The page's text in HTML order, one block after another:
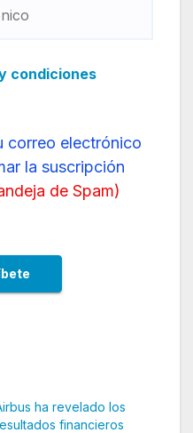
condiciones
correo electrónico
la suscripción
de Spam)
ha revelado los
financieros